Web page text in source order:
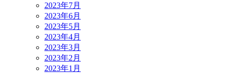
2023年7月
2023年6月
2023年5月
2023年4月
2023年3月
2023年2月
2023年1月